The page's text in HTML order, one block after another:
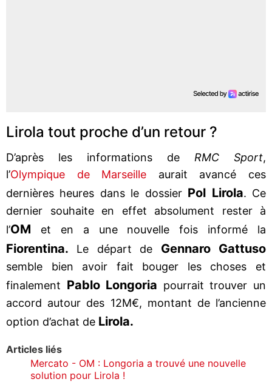
Lirola tout proche d’un retour ?
D’après les informations de RMC Sport,
l’Olympique de Marseille aurait avancé ces
dernières heures dans le dossier Pol Lirola. Ce
dernier souhaite en effet absolument rester à
l’OM et en a une nouvelle fois informé la
Fiorentina. Le départ de Gennaro Gattuso
semble bien avoir fait bouger les choses et
finalement Pablo Longoria pourrait trouver un
accord autour des 12M€, montant de l’ancienne
option d’achat de Lirola.
Articles liés
Mercato - OM : Longoria a trouvé une nouvelle
solution pour Lirola !